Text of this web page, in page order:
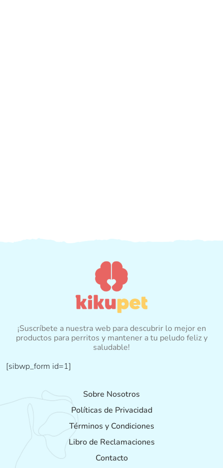
¡Suscríbete a nuestra web para descubrir lo mejor en
productos para perritos y mantener a tu peludo feliz y
saludable!
[sibwp_form id=1]
Sobre Nosotros
Políticas de Privacidad
Términos y Condiciones
Libro de Reclamaciones
Contacto